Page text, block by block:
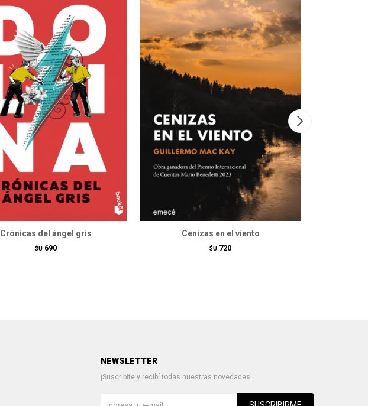
Crónicas del ángel gris
$U 690
Cenizas en el viento
$U 720
NEWSLETTER
¡Suscribite y recibí todas nuestras novedades!